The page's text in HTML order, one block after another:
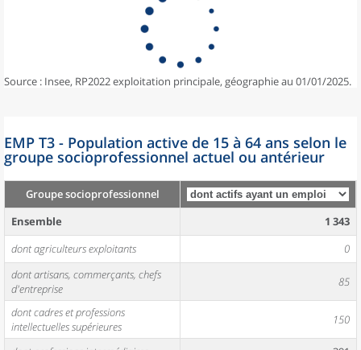
Source : Insee, RP2022 exploitation principale, géographie au 01/01/2025.
EMP T3 - Population active de 15 à 64 ans selon le
groupe socioprofessionnel actuel ou antérieur
Groupe socioprofessionnel
Ensemble
1 343
dont agriculteurs exploitants
0
dont artisans, commerçants, chefs
d'entreprise
85
dont cadres et professions
intellectuelles supérieures
150